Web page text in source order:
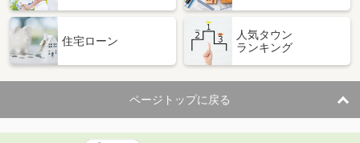
住宅ローン
人気タウン
ランキング
ページトップに戻る